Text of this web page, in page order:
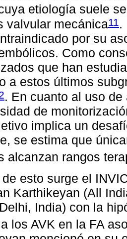
etiología suele
valvular mecánica11 .
por su
Como
que han
a estos últimos
. En cuanto al uso
de
implica un
se estima que
alcanzan rangos
esto surge el
Karthikeyan (All
India) con la
los AVK en la FA